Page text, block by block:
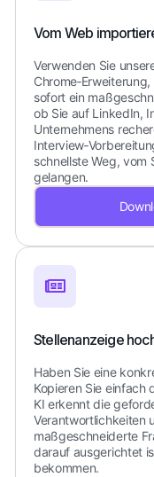
Vom Web
Verwenden Sie
sofort ein
ob Sie auf LinkedIn,
Unternehmens
schnellste Weg, vom
gelangen.
Stellenanzeige
Haben Sie eine
Kopieren Sie einfach
KI erkennt die
Verantwortlichkeiten
maßgeschneiderte
darauf ausgerichtet
bekommen.